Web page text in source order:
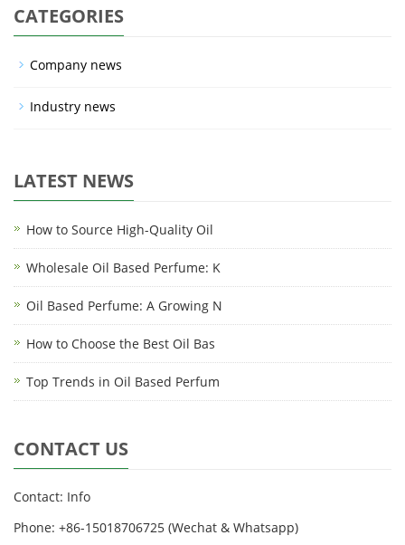
CATEGORIES
Company news
Industry news
LATEST NEWS
How to Source High-Quality Oil
Wholesale Oil Based Perfume: K
Oil Based Perfume: A Growing N
How to Choose the Best Oil Bas
Top Trends in Oil Based Perfum
CONTACT US
Contact: Info
Phone: +86-15018706725 (Wechat & Whatsapp)